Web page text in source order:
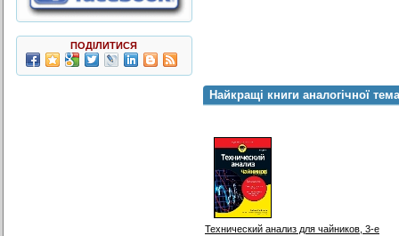
ПОДІЛИТИСЯ
Найкращі книги аналогічної
Технический анализ для чайников, 3-е